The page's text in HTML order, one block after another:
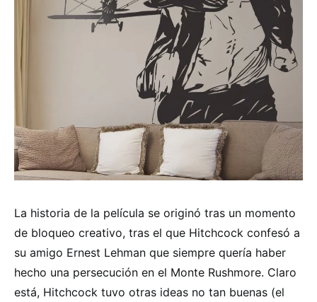
La historia de la película se originó tras un momento
de bloqueo creativo, tras el que Hitchcock confesó a
su amigo Ernest Lehman que siempre quería haber
hecho una persecución en el Monte Rushmore. Claro
está, Hitchcock tuvo otras ideas no tan buenas (el